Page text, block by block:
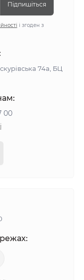
Підпишіться
і згоден з
74а, БЦ
00